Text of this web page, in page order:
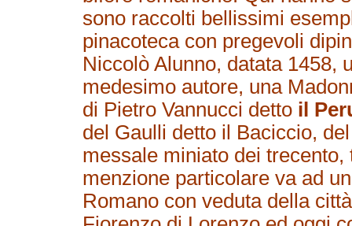
sono raccolti bellissimi
pinacoteca con pregevoli
Niccolò Alunno, datata 1458,
medesimo autore, una
di Pietro Vannucci detto il
del Gaulli detto il Baciccio,
messale miniato dei
menzione particolare va ad
Romano con veduta della